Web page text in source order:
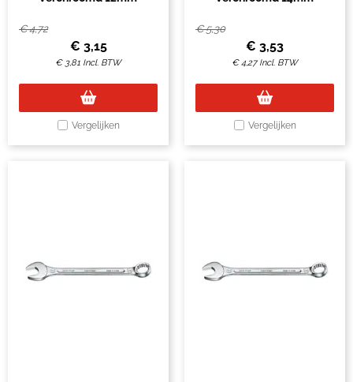
€4,72
€ 3,15
€ 3,81 Incl. BTW
Vergelijken
€5,30
€ 3,53
€4,27 Incl. BTW
Vergelijken